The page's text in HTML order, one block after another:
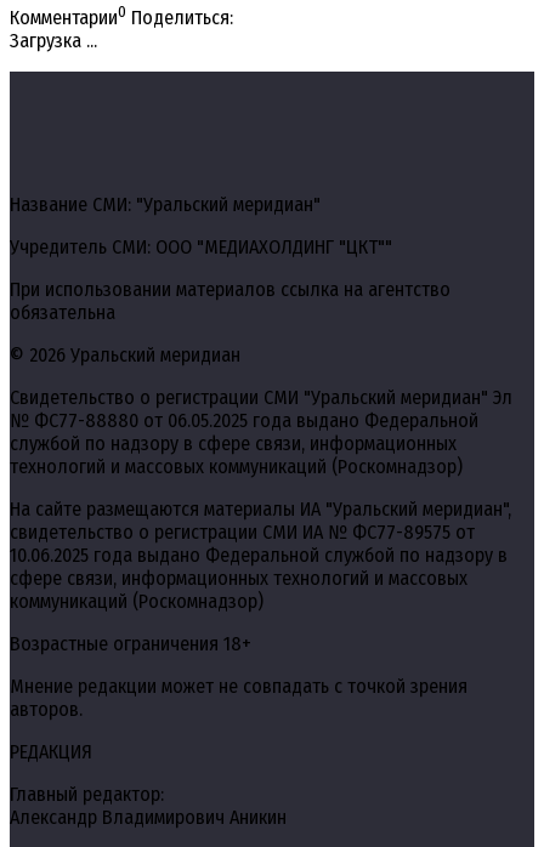
Комментарии0 Поделиться:
Загрузка ...
Название СМИ: "Уральский меридиан"
Учредитель СМИ: ООО "МЕДИАХОЛДИНГ "ЦКТ""
При использовании материалов ссылка на агентство
обязательна
© 2026 Уральский меридиан
Свидетельство о регистрации СМИ "Уральский меридиан" Эл
№ ФС77-88880 от 06.05.2025 года выдано Федеральной
службой по надзору в сфере связи, информационных
технологий и массовых коммуникаций (Роскомнадзор)
На сайте размещаются материалы ИА "Уральский меридиан",
свидетельство о регистрации СМИ ИА № ФС77-89575 от
10.06.2025 года выдано Федеральной службой по надзору в
сфере связи, информационных технологий и массовых
коммуникаций (Роскомнадзор)
Возрастные ограничения 18+
Мнение редакции может не совпадать с точкой зрения
авторов.
РЕДАКЦИЯ
Главный редактор:
Александр Владимирович Аникин